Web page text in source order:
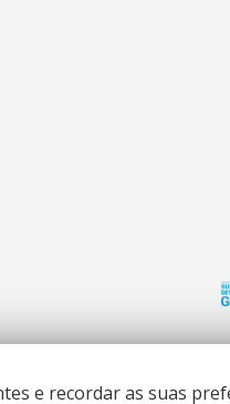
e recordar as suas